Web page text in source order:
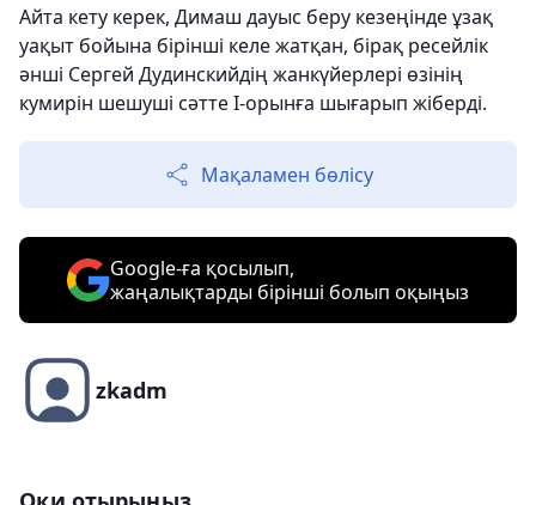
Айта кету керек, Димаш дауыс беру кезеңінде ұзақ
уақыт бойына бірінші келе жатқан, бірақ ресейлік
әнші Сергей Дудинскийдің жанкүйерлері өзінің
кумирін шешуші сәтте І-орынға шығарып жіберді.
Мақаламен бөлісу
Google-ға қосылып,
жаңалықтарды бірінші болып оқыңыз
zkadm